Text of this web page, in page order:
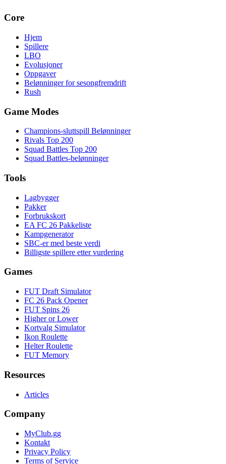
Core
Hjem
Spillere
LBO
Evolusjoner
Oppgaver
Belønninger for sesongfremdrift
Rush
Game Modes
Champions-sluttspill Belønninger
Rivals Top 200
Squad Battles Top 200
Squad Battles-belønninger
Tools
Lagbygger
Pakker
Forbrukskort
EA FC 26 Pakkeliste
Kampgenerator
SBC-er med beste verdi
Billigste spillere etter vurdering
Games
FUT Draft Simulator
FC 26 Pack Opener
FUT Spins 26
Higher or Lower
Kortvalg Simulator
Ikon Roulette
Helter Roulette
FUT Memory
Resources
Articles
Company
MyClub.gg
Kontakt
Privacy Policy
Terms of Service